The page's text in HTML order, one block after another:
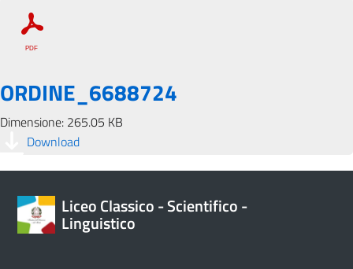
ORDINE_6688724
Dimensione: 265.05 KB
Download
Liceo Classico - Scientifico -
Linguistico